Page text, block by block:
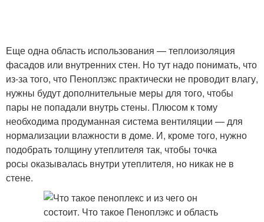
Еще одна область использования — теплоизоляция
фасадов или внутренних стен. Но тут надо понимать, что
из-за того, что Пеноплэкс практически не проводит влагу,
нужны будут дополнительные меры для того, чтобы
пары не попадали внутрь стены. Плюсом к тому
необходима продуманная система вентиляции — для
нормализации влажности в доме. И, кроме того, нужно
подобрать толщину утеплителя так, чтобы точка
росы оказывалась внутри утеплителя, но никак не в
стене.